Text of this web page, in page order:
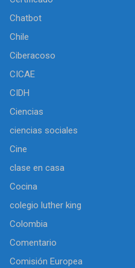
Chatbot
Chile
Ciberacoso
CICAE
CIDH
Ciencias
ciencias sociales
Cine
clase en casa
Cocina
colegio luther king
Colombia
Comentario
Comisión Europea